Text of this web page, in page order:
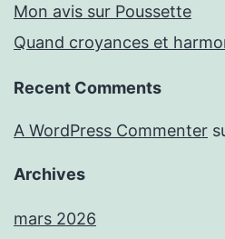
Mon avis sur Poussette
Quand croyances et
Recent Comments
A WordPress Commenter
Archives
mars 2026